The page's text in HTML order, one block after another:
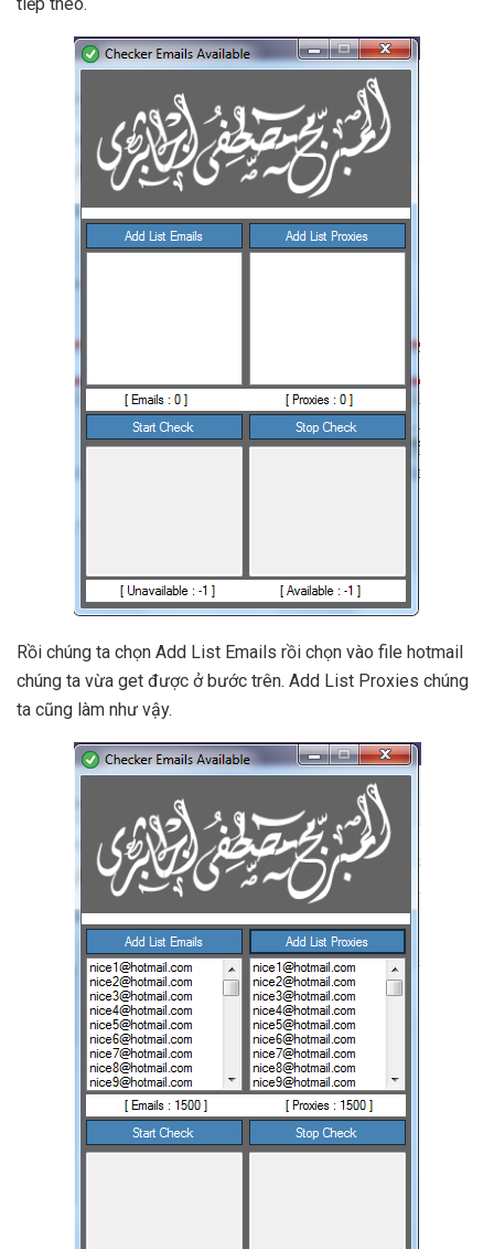
Rồi chúng ta chọn Add List Emails rồi chọn vào file hotmail
chúng ta vừa get được ở bước trên. Add List Proxies chúng
ta cũng làm như vậy.